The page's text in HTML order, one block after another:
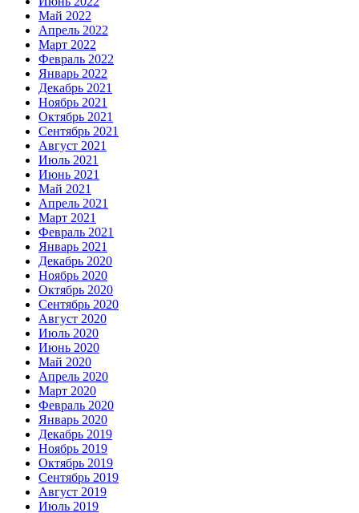
Май 2022
Апрель 2022
Март 2022
Февраль 2022
Январь 2022
Декабрь 2021
Ноябрь 2021
Октябрь 2021
Сентябрь 2021
Август 2021
Июль 2021
Июнь 2021
Май 2021
Апрель 2021
Март 2021
Февраль 2021
Январь 2021
Декабрь 2020
Ноябрь 2020
Октябрь 2020
Сентябрь 2020
Август 2020
Июль 2020
Июнь 2020
Май 2020
Апрель 2020
Март 2020
Февраль 2020
Январь 2020
Декабрь 2019
Ноябрь 2019
Октябрь 2019
Сентябрь 2019
Август 2019
Июль 2019